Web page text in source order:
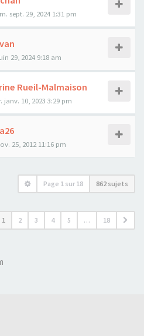
sept. 29, 2024 1:31 pm
29, 2024 9:18 am
Rueil-Malmaison
janv. 10, 2023 3:29 pm
25, 2012 11:16 pm
Page 1 sur 18 862 sujets
1 2 3 4 5 … 18